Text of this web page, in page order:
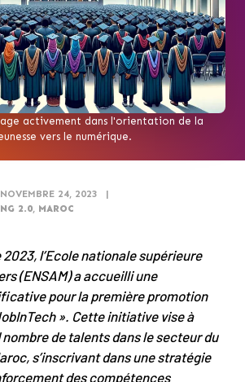
activement dans l'orientation de la
vers le numérique.
NOVEMBRE 24, 2023
|
2.0, MAROC
l’Ecole nationale supérieure
(ENSAM) a accueilli une
pour la première promotion
». Cette initiative vise à
de talents dans le secteur du
s’inscrivant dans une stratégie
des compétences